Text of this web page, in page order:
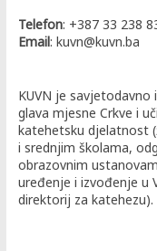
Telefon: +387 33 238
Email: kuvn@kuvn.ba
KUVN je
glava mjesne Crkve i
katehetsku djelatnost
i srednjim školama,
obrazovnim
uređenje i izvođenje u
direktorij za katehezu).